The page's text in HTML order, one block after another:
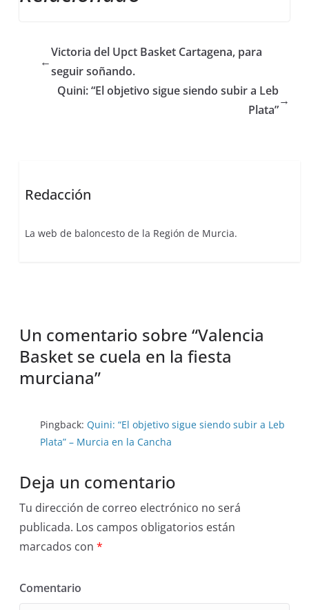
←
Victoria del Upct Basket Cartagena, para
seguir soñando.
Quini: “El objetivo sigue siendo subir a Leb
Plata”
→
Redacción
La web de baloncesto de la Región de Murcia.
Un comentario sobre “Valencia
Basket se cuela en la fiesta
murciana”
Pingback:Quini: “El objetivo sigue siendo subir a Leb
Plata” – Murcia en la Cancha
Deja un comentario
Tu dirección de correo electrónico no será
publicada. Los campos obligatorios están
marcados con*
Comentario